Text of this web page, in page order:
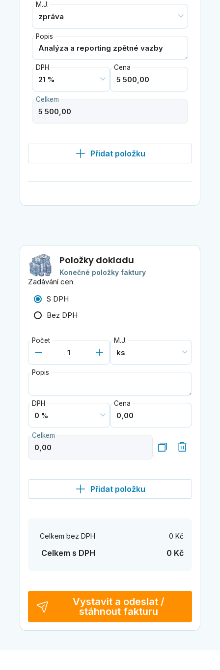
M.J.
Popis
DPH Cena
Celkem
Přidat položku
Položky dokladu
Konečné položky faktury
Zadávání cen
S DPH
Bez DPH
Počet M.J.
Popis
DPH Cena
Celkem
Přidat položku
Celkem bez DPH 0 Kč
Celkem s DPH 0 Kč
Vystavit a odeslat /
stáhnout fakturu